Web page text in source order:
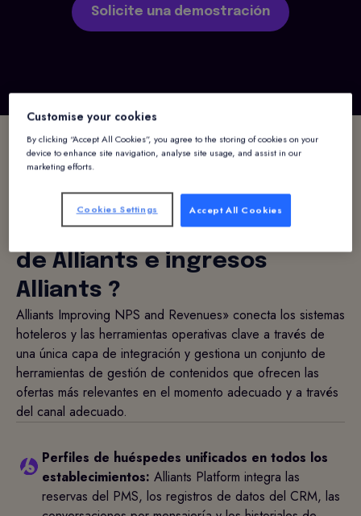
Solicite una demostración
¿Cómo funciona el paquete
de Alliants e ingresos
Alliants ?
Alliants Improving NPS and Revenues» conecta los sistemas
hoteleros y las herramientas operativas clave a través de
una única capa de integración y gestiona un conjunto de
herramientas de gestión de contenidos que ofrecen las
ofertas más relevantes en el momento adecuado y a través
del canal adecuado.
Perfiles de huéspedes unificados en todos los
establecimientos: Alliants Platform integra las
reservas del PMS, los registros de datos del CRM, las
Customise your cookies
By clicking “Accept All Cookies”, you agree to the storing of cookies on your
device to enhance site navigation, analyse site usage, and assist in our
marketing efforts.
Accept All Cookies
Cookies Settings